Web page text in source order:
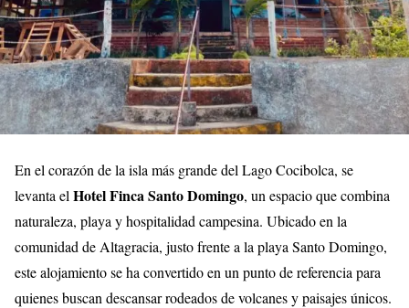
En el corazón de la isla más grande del Lago Cocibolca, se
levanta el Hotel Finca Santo Domingo, un espacio que combina
naturaleza, playa y hospitalidad campesina. Ubicado en la
comunidad de Altagracia, justo frente a la playa Santo Domingo,
este alojamiento se ha convertido en un punto de referencia para
quienes buscan descansar rodeados de volcanes y paisajes únicos.